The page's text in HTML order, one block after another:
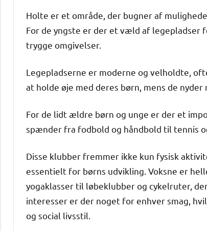
Holte er et område, der bugner af
For de yngste er der et væld af legepladser
trygge omgivelser.
Legepladserne er moderne og velholdte,
at holde øje med deres børn, mens de nyder
For de lidt ældre børn og unge er der et
spænder fra fodbold og håndbold til tennis
Disse klubber fremmer ikke kun fysisk
essentielt for børns udvikling. Voksne er
yogaklasser til løbeklubber og cykelruter,
interesser er der noget for enhver smag,
og social livsstil.